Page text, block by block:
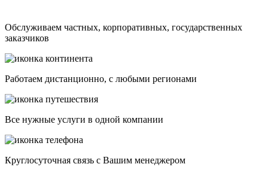
Обслуживаем частных, корпоративных, государственных
заказчиков
Работаем дистанционно, с любыми регионами
Все нужные услуги в одной компании
Круглосуточная связь с Вашим менеджером